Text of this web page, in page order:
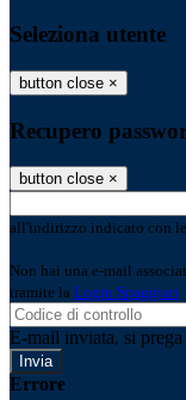
Seleziona utente
button close ×
Recupero
button close ×
all'indirizzo indicato con
Non hai una e-mail
tramite la Login Spaggiari
E-mail inviata, si
Errore